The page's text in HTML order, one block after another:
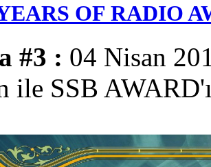
OF RADIO
#3 : 04 Nisan
ile SSB